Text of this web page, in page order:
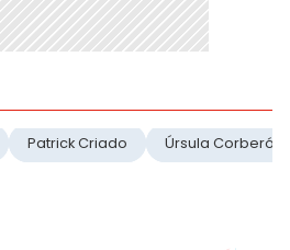
Patrick Criado Úrsula Corberó